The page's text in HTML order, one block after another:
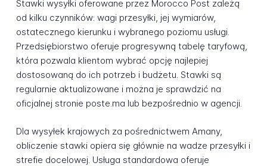
Stawki wysyłki oferowane przez Morocco Post zależą
od kilku czynników: wagi przesyłki, jej wymiarów,
ostatecznego kierunku i wybranego poziomu usługi.
Przedsiębiorstwo oferuje progresywną tabelę taryfową,
która pozwala klientom wybrać opcję najlepiej
dostosowaną do ich potrzeb i budżetu. Stawki są
regularnie aktualizowane i można je sprawdzić na
oficjalnej stronie poste.ma lub bezpośrednio w agencji.
Dla wysyłek krajowych za pośrednictwem Amany,
obliczenie stawki opiera się głównie na wadze przesyłki i
strefie docelowej. Usługa standardowa oferuje